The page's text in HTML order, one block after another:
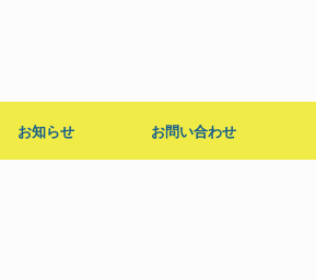
お知らせ お問い合わせ